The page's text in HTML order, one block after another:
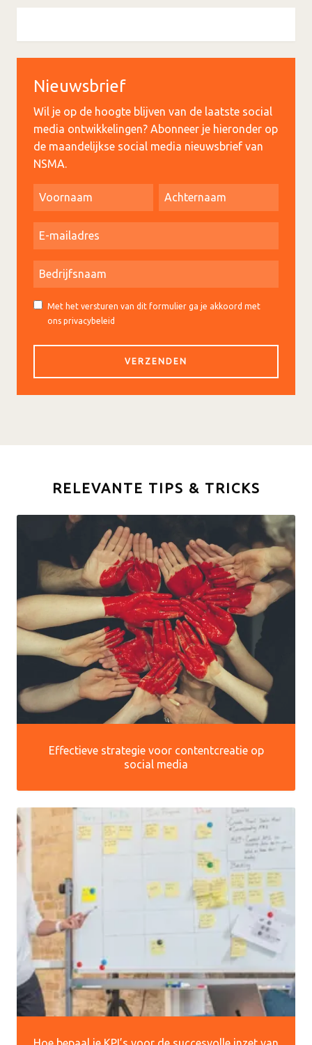
Nieuwsbrief
Wil je op de hoogte blijven van de laatste social
media ontwikkelingen? Abonneer je hieronder op
de maandelijkse social media nieuwsbrief van
NSMA.
Met het versturen van dit formulier ga je akkoord met
ons privacybeleid
RELEVANTE TIPS & TRICKS
Effectieve strategie voor contentcreatie op
social media